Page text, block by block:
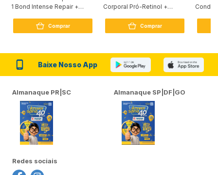
1 Bond Intense Repair +
Comprar
Corporal Pró-Retinol +
Comprar
Baixe Nosso App
Almanaque PR|SC Almanaque SP|DF|GO
Redes sociais